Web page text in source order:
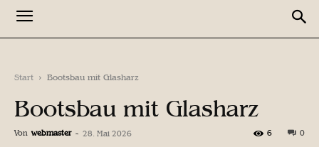
Start Bootsbau mit Glasharz
Bootsbau mit Glasharz
Von webmaster - 28. Mai 2026 0
6